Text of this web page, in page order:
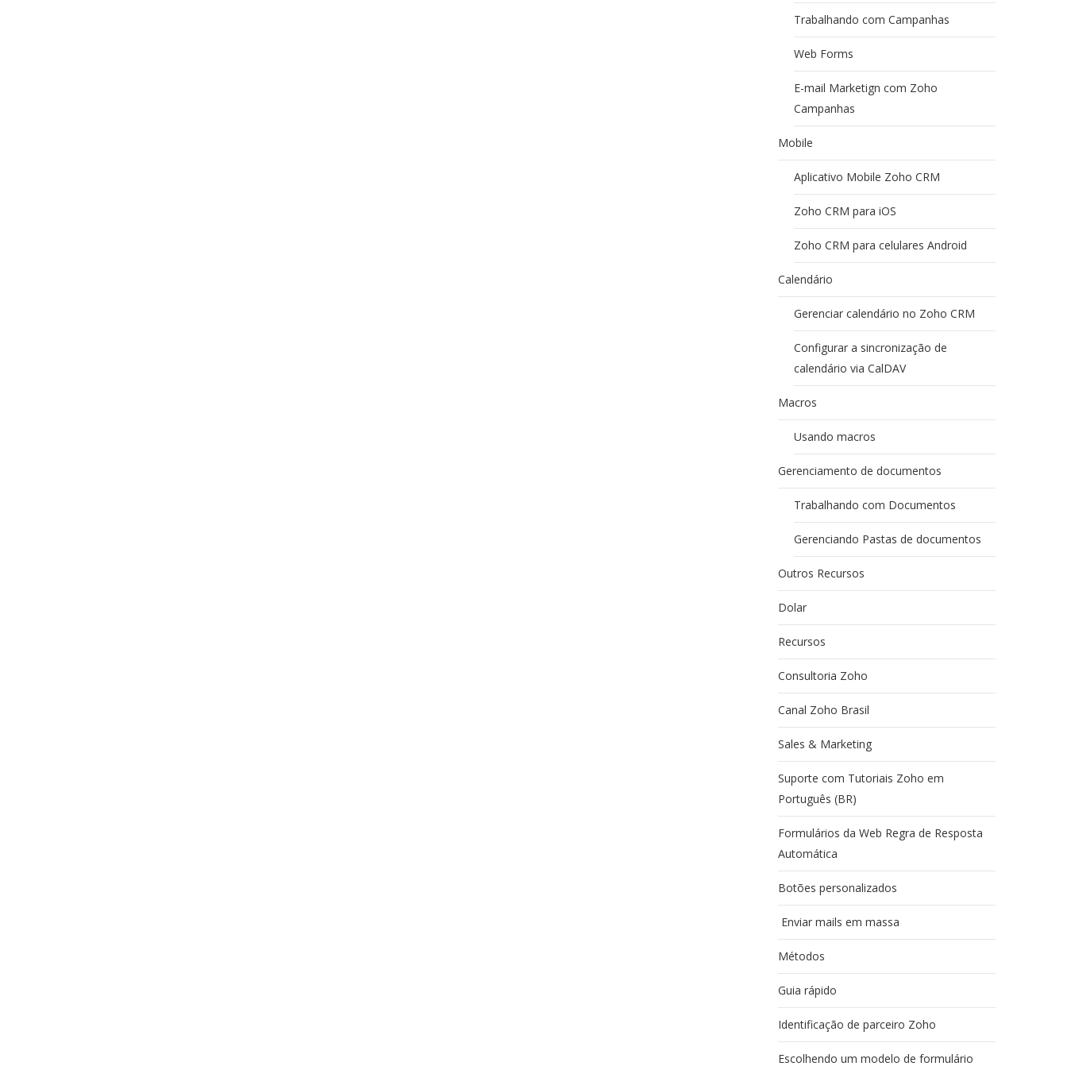
Trabalhando com Campanhas
Web Forms
E-mail Marketign com Zoho
Campanhas
Mobile
Aplicativo Mobile Zoho CRM
Zoho CRM para iOS
Zoho CRM para celulares Android
Calendário
Gerenciar calendário no Zoho CRM
Configurar a sincronização de
calendário via CalDAV
Macros
Usando macros
Gerenciamento de documentos
Trabalhando com Documentos
Gerenciando Pastas de documentos
Outros Recursos
Dolar
Recursos
Consultoria Zoho
Canal Zoho Brasil
Sales & Marketing
Suporte com Tutoriais Zoho em
Português (BR)
Formulários da Web Regra de Resposta
Automática
Botões personalizados
Enviar mails em massa
Métodos
Guia rápido
Identificação de parceiro Zoho
Escolhendo um modelo de formulário